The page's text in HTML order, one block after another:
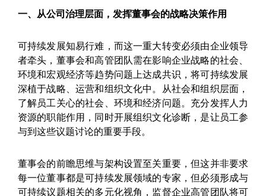
一、从公司治理层面，发挥董事会的战略决策作用
可持续发展知易行难，而这一重大转变必须由企业领导
者牵头，董事会和高管团队需在影响企业战略的社会、
环境和宏观经济等趋势问题上达成共识，将可持续发展
深植于战略、运营和组织文化中。从社会和组织层面，
了解员工关心的社会、环境和经济问题。充分发挥人力
资源的职能作用，同时开展组织文化诊断，是让员工参
与到这些议题讨论的重要手段。
董事会的前瞻思维与架构设置至关重要，但这并非要求
每一位董事都是可持续发展领域的专家，但必须形成与
可持续议题相关的多元化视角，监督企业高管团队将可